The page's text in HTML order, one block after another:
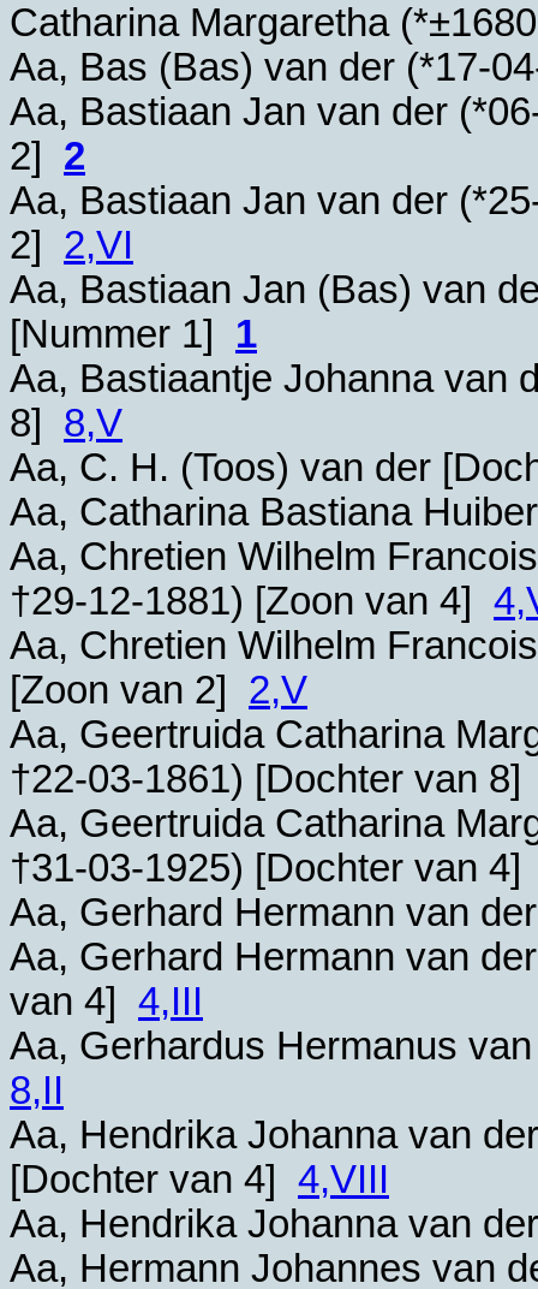
Catharina Margaretha (*±1680
Aa, Bas (Bas) van der (*17-
Aa, Bastiaan Jan van der (*
2] 2
Aa, Bastiaan Jan van der (*
2] 2,VI
Aa, Bastiaan Jan (Bas) van
[Nummer 1] 1
Aa, Bastiaantje Johanna van
8] 8,V
Aa, C. H. (Toos) van der
Aa, Catharina Bastiana
Aa, Chretien Wilhelm
†29-12-1881) [Zoon van 4]
Aa, Chretien Wilhelm
[Zoon van 2] 2,V
Aa, Geertruida Catharina
†22-03-1861) [Dochter van
Aa, Geertruida Catharina
†31-03-1925) [Dochter van
Aa, Gerhard Hermann van
Aa, Gerhard Hermann van
van 4] 4,III
Aa, Gerhardus Hermanus
8,II
Aa, Hendrika Johanna van
[Dochter van 4] 4,VIII
Aa, Hendrika Johanna van
Aa, Hermann Johannes van